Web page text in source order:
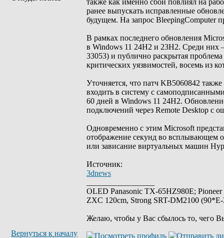
также как именно сбой повлиял на
ранее выпускать исправленные
будущем. На запрос BleepingComputer
В рамках последнего обновления
в Windows 11 24H2 и 23H2. Среди них
33053) и публично раскрытая
критических уязвимостей, восемь из
Уточняется, что патч KB5060842
входить в систему с
60 дней в Windows 11 24H2.
подключений через Remote Desktop с
Одновременно с этим Microsoft
отображение секунд во всплывающем
или зависание виртуальных машин
Источник:
3dnews
OLED Panasonic TX-65HZ980E;
ZXC 120cm, Strong SRT-DM2100
Желаю, чтобы у Вас сбылось то, чего
Вернуться к началу